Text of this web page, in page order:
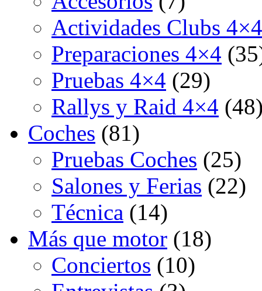
Actividades Clubs 4×4
Preparaciones 4×4
Pruebas 4×4 (29)
Rallys y Raid 4×4
Coches (81)
Pruebas Coches (25)
Salones y Ferias (22)
Técnica (14)
Más que motor (18)
Conciertos (10)